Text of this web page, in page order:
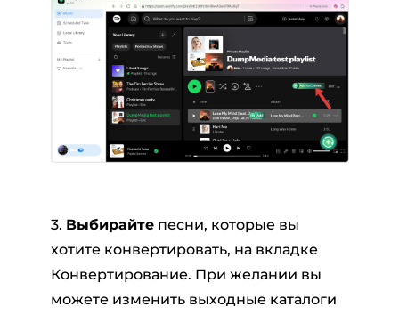
3. Выбирайтепесни, которые вы
хотите конвертировать, на вкладке
Конвертирование. При желании вы
можете изменить выходные каталоги